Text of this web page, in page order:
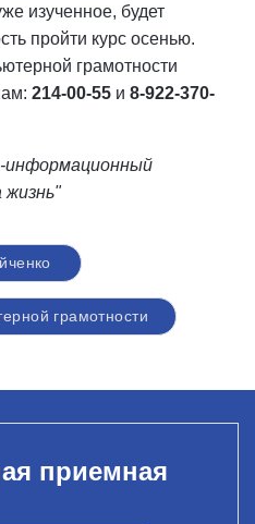
изученное, будет
пройти курс осенью.
грамотности
214-00-55 и 8-922-370-
информационный
грамотности
приемная